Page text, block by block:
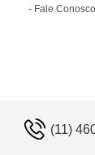
Fale Conosco
(11)